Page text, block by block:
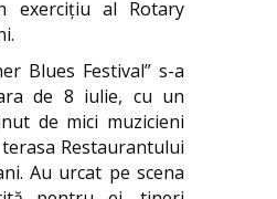
exercițiu al Rotary
Blues Festival” s-a
de 8 iulie, cu un
de mici muzicieni
Restaurantului
Au urcat pe scena